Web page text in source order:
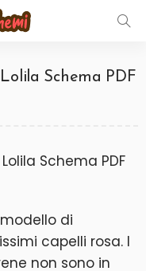
Schema PDF
di
capelli rosa. I
non sono in